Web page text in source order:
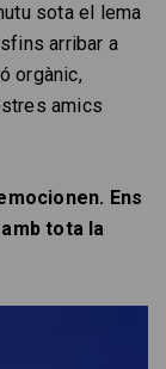
sota el lema
arribar a
orgànic,
amics
Ens
tota la